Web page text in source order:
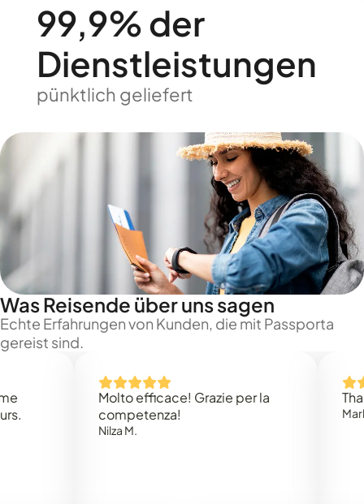
99,9% der
Dienstleistungen
pünktlich geliefert
Was Reisende über uns sagen
Echte Erfahrungen von Kunden, die mit Passporta
gereist sind.
Molto efficace! Grazie per la
competenza!
Nilza M.
Thank
Mark N.